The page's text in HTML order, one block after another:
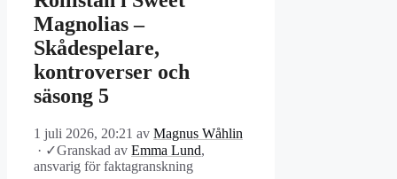
Magnolias –
Skådespelare,
kontroverser och
säsong 5
1 juli 2026, 20:21 av Magnus Wåhlin
· ✓Granskad av Emma Lund,
ansvarig för faktagranskning